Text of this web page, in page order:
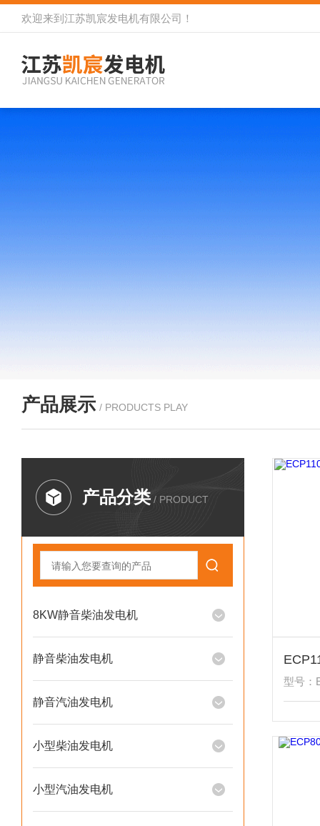
欢迎来到 江苏凯宸发电机有限公司 ！
产品展示 / PRODUCTS PLAY
产品分类 / PRODUCT
8KW静音柴油发电机
静音柴油发电机
静音汽油发电机
小型柴油发电机
小型汽油发电机
型号：